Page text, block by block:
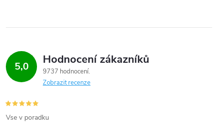
5,0 Hodnocení zákazníků
9737 hodnocení
Zobrazit recenze
Vse v poradku